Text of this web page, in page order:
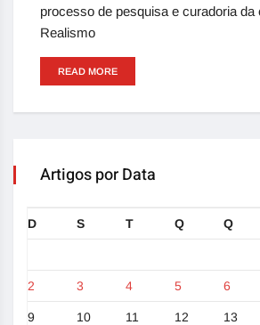
processo de pesquisa e curadoria
Realismo
READ MORE
Artigos por Data
D S T Q Q
2 3 4 5 6
9 10 11 12 13